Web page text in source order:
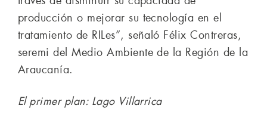
producción o mejorar su tecnología en el
tratamiento de RILes”, señaló Félix Contreras,
seremi del Medio Ambiente de la Región de la
Araucanía.
El primer plan: Lago Villarrica